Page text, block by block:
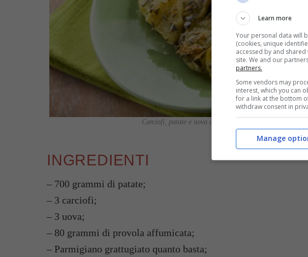
Carciofi, patate e uova al forno: la ricetta ricca e
INGREDIENTI
– 700 grammi di patate;
– 3 carciofi;
– 3 uova;
– 80 grammi di provola affumicata;
– Parmigiano grattugiato quanto basta;
Learn more
Your personal data will
(cookies, unique
accessed by and
site. We and our
partners.
Some vendors may
interest, which you can
for a link at the bottom
withdraw consent in
Manage